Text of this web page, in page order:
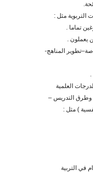
التربوية مثل :
تماما .
يعملون .
المناهج-
.
العلمية
وطرق التدريس –
) مثل :
في التربية